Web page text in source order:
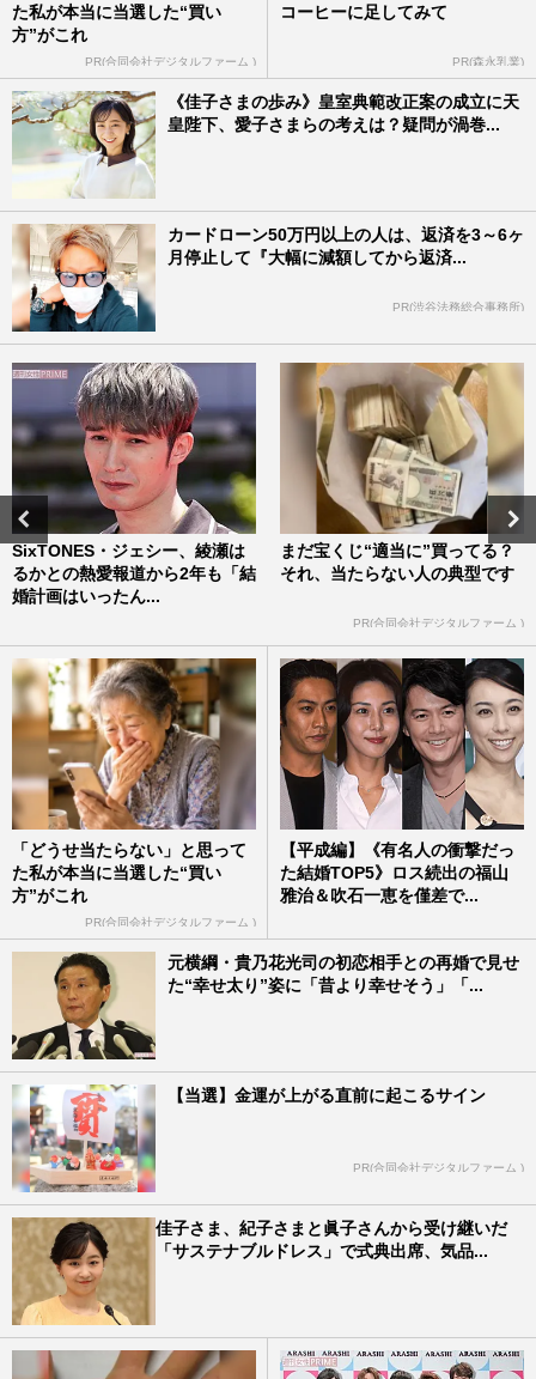
た私が本当に当選した“買い
方”がこれ
PR(合同会社デジタルファーム )
コーヒーに足してみて
PR(森永乳業)
《佳子さまの歩み》皇室典範改正案の成立に天
皇陛下、愛子さまらの考えは？疑問が渦巻...
カードローン50万円以上の人は、返済を3～6ヶ
月停止して『大幅に減額してから返済...
PR(渋谷法務総合事務所)
SixTONES・ジェシー、綾瀬は
るかとの熱愛報道から2年も「結
婚計画はいったん...
まだ宝くじ“適当に”買ってる？
それ、当たらない人の典型です
PR(合同会社デジタルファーム )
「どうせ当たらない」と思って
た私が本当に当選した“買い
方”がこれ
PR(合同会社デジタルファーム )
【平成編】《有名人の衝撃だっ
た結婚TOP5》ロス続出の福山
雅治＆吹石一恵を僅差で...
元横綱・貴乃花光司の初恋相手との再婚で見せ
た“幸せ太り”姿に「昔より幸せそう」「...
【当選】金運が上がる直前に起こるサイン
PR(合同会社デジタルファーム )
佳子さま、紀子さまと眞子さんから受け継いだ
「サステナブルドレス」で式典出席、気品...